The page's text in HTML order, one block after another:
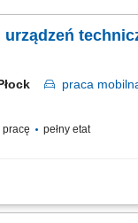
praca
pracę pełny etat
urządzeń